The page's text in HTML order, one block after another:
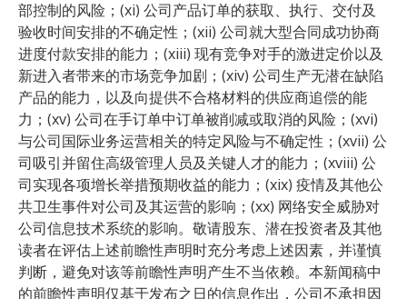
部控制的风险；(xi) 公司产品订单的获取、执行、交付及
验收时间安排的不确定性；(xii) 公司就大型合同成功协商
进度付款安排的能力；(xiii) 现有竞争对手的激进定价以及
新进入者带来的市场竞争加剧；(xiv) 公司生产无潜在缺陷
产品的能力，以及向提供不合格材料的供应商追偿的能
力；(xv) 公司在手订单中订单被削减或取消的风险；(xvi)
与公司国际业务运营相关的特定风险与不确定性；(xvii) 公
司吸引并留住高级管理人员及关键人才的能力；(xviii) 公
司实现各项增长举措预期收益的能力；(xix) 疫情及其他公
共卫生事件对公司及其运营的影响；(xx) 网络安全威胁对
公司信息技术系统的影响。敬请股东、潜在投资者及其他
读者在评估上述前瞻性声明时充分考虑上述因素，并谨慎
判断，避免对该等前瞻性声明产生不当依赖。本新闻稿中
的前瞻性声明仅基于发布之日的信息作出，公司不承担因